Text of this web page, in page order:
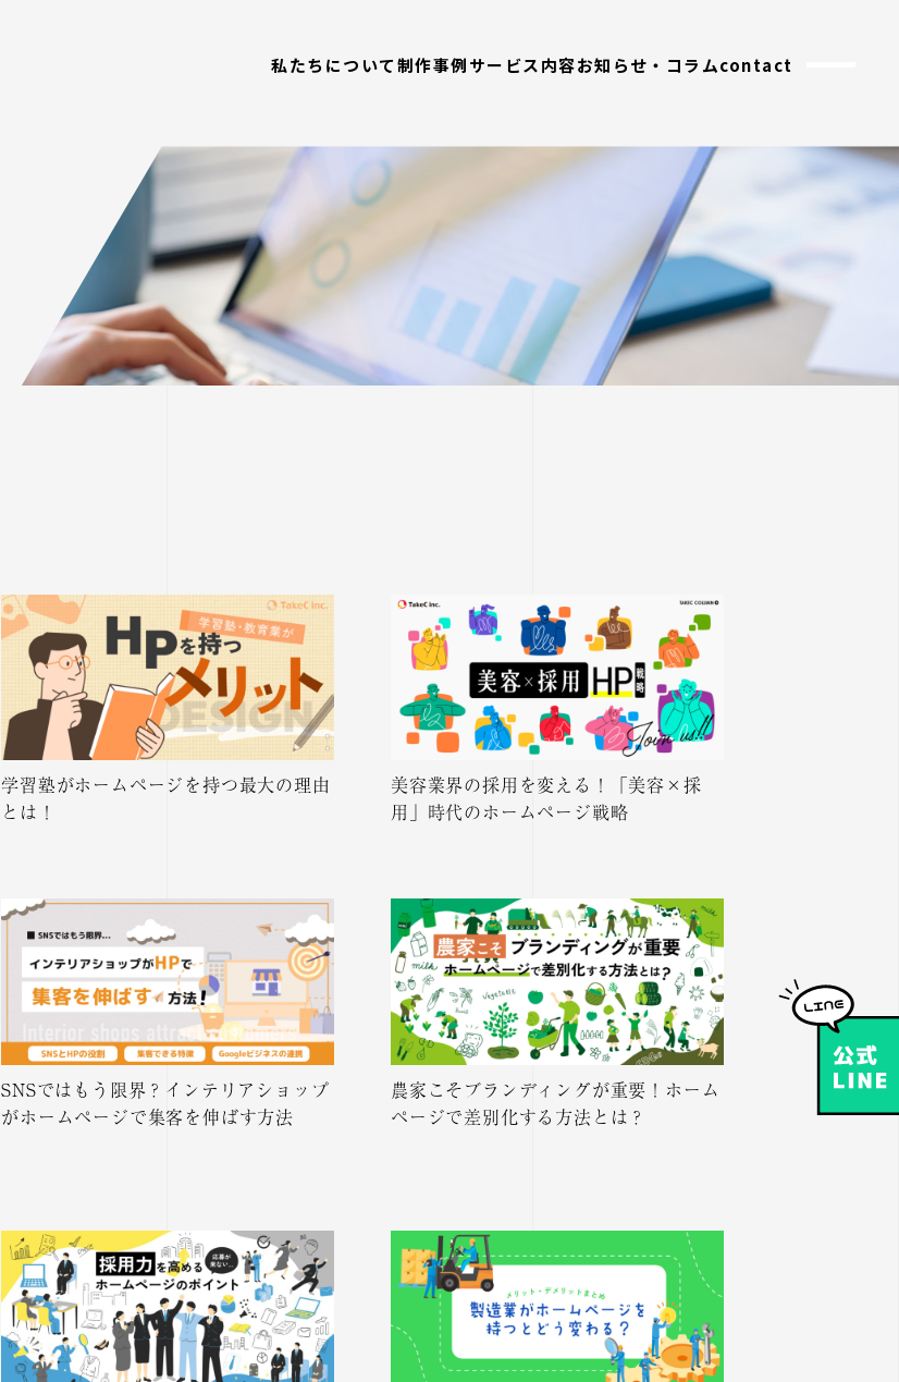
私たちについて制作事例サービス内容お知らせ・コラムcontact
学習塾がホームページを持つ最大の理由
とは！
美容業界の採用を変える！「美容×採
用」時代のホームページ戦略
SNSではもう限界？インテリアショップ
がホームページで集客を伸ばす方法
農家こそブランディングが重要！ホーム
ページで差別化する方法とは？